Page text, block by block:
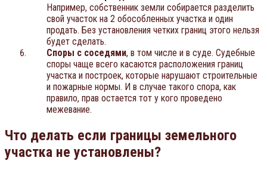
Например, собственник земли собирается разделить
свой участок на 2 обособленных участка и один
продать. Без установления четких границ этого нельзя
будет сделать.
Споры с соседями, в том числе и в суде. Судебные
споры чаще всего касаются расположения границ
участка и построек, которые нарушают строительные
и пожарные нормы. И в случае такого спора, как
правило, прав остается тот у кого проведено
межевание.
Что делать если границы земельного
участка не установлены?